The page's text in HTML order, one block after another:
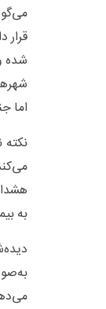
شده
اما
به